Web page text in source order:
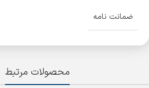
ضمانت نامه
محصولات مرتبط